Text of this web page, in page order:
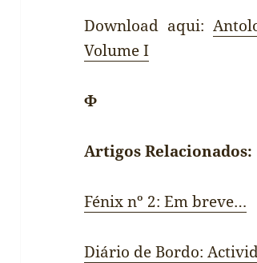
Download aqui:
Volume I
Φ
Artigos Relacionados:
Fénix nº 2: Em breve…
Diário de Bordo: